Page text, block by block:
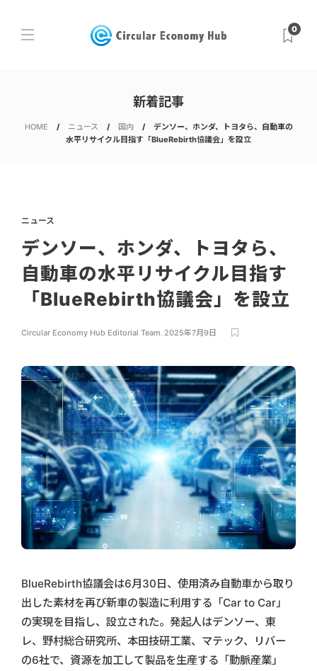
0
新着記事
HOME ニュース 国内
デンソー、ホンダ、トヨタら、自動車の
水平リサイクル目指す「BlueRebirth協議会」を設立
ニュース
デンソー、ホンダ、トヨタら、
自動車の水平リサイクル目指す
「BlueRebirth協議会」を設立
Circular Economy Hub Editorial Team, 2025年7月9日
BlueRebirth協議会は6月30日、使用済み自動車から取り
出した素材を再び新車の製造に利用する「Car to Car」
の実現を目指し、設立された。発起人はデンソー、東
レ、野村総合研究所、本田技研工業、マテック、リバー
の6社で、資源を加工して製品を生産する「動脈産業」